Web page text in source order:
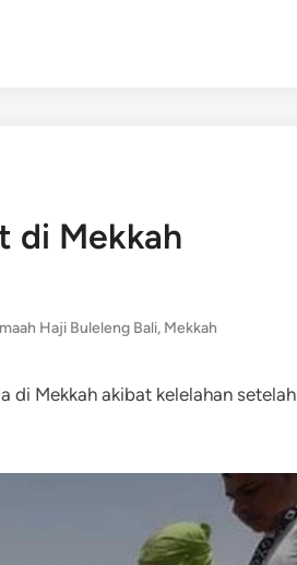
di Mekkah
Haji Buleleng Bali, Mekkah
di Mekkah akibat kelelahan setelah